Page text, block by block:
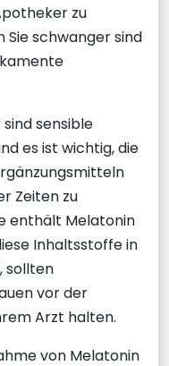
zu
schwanger sind
sensible
es ist wichtig, die
Zeiten zu
enthält Melatonin
Inhaltsstoffe in
sollten
vor der
Arzt halten.
von Melatonin